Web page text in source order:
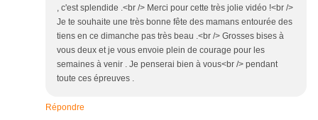
, c'est splendide .<br /> Merci pour cette très jolie vidéo !<br />
Je te souhaite une très bonne fête des mamans entourée des
tiens en ce dimanche pas très beau .<br /> Grosses bises à
vous deux et je vous envoie plein de courage pour les
semaines à venir . Je penserai bien à vous<br /> pendant
toute ces épreuves .
Répondre